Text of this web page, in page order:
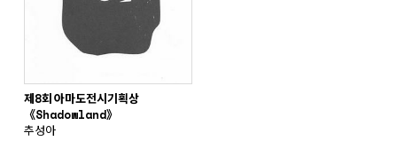
제8회 아마도전시기획상
《Shadowland》
추성아